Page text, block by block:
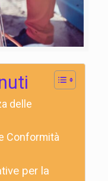
delle
Conformità
per la